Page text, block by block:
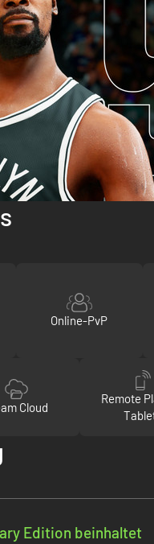
Online-PvP
Cloud
Remote
Edition beinhaltet